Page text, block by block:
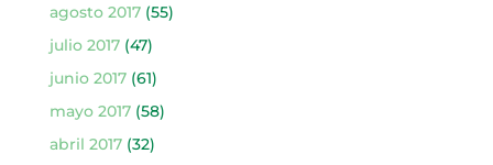
agosto 2017(55)
julio 2017(47)
junio 2017(61)
mayo 2017(58)
abril 2017(32)